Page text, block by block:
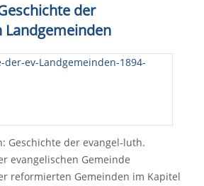
der
Landgemeinden
Geschichte der evangel-luth.
evangelischen Gemeinde
reformierten Gemeinden im Kapitel